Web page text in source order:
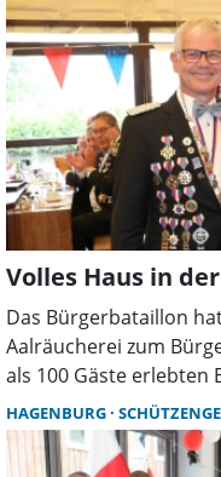
Volles Haus in
Das Bürgerbataillon
Aalräucherei zum
als 100 Gäste erlebten
plattdeutsche
betonte die
Veranstaltung.
HAGENBURG